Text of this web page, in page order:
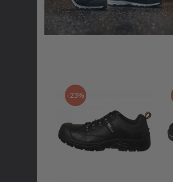
-23%